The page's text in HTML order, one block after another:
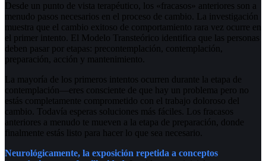
Desde un punto de vista terapéutico, los «fracasos» anteriores son a
menudo pasos necesarios en el proceso de cambio. La investigación
muestra que el cambio exitoso de comportamiento rara vez ocurre en
el primer intento. El Modelo Transteórico identifica que las personas
deben pasar por etapas: precontemplación, contemplación,
preparación, acción y mantenimiento.
La mayoría de los primeros intentos ocurren durante la etapa de
contemplación—eres consciente de que hay un problema pero no
estás completamente comprometido con el trabajo doloroso del
cambio. Todavía esperas soluciones más fáciles. Los fracasos
anteriores a menudo te mueven a la etapa de preparación, donde
finalmente estás listo para hacer lo que sea necesario.
Neurológicamente, la exposición repetida a conceptos